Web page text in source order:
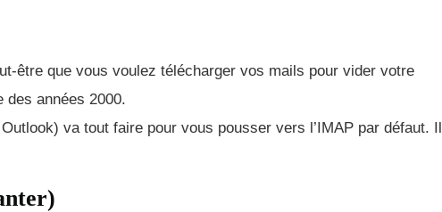
être que vous voulez télécharger vos mails pour vider votre
des années 2000.
va tout faire pour vous pousser vers l’IMAP par défaut. Il